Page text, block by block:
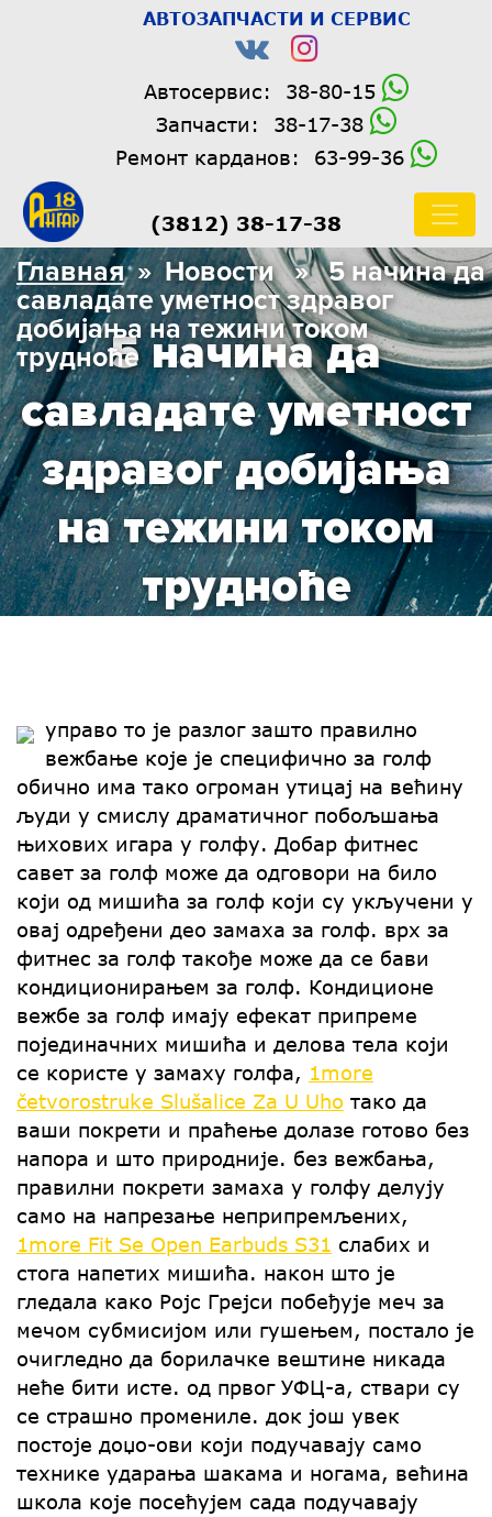
АВТОЗАПЧАСТИ И СЕРВИС
Автосервис:
38-80-15
Запчасти:
38-17-38
Ремонт карданов:
63-99-36
(3812) 38-17-38
5 начина да
савладате уметност
здравог добијања
на тежини током
трудноће
Главная» Новости » 5 начина да
савладате уметност здравог
добијања на тежини током
трудноће
управо то је разлог зашто правилно
вежбање које је специфично за голф
обично има тако огроман утицај на већину
људи у смислу драматичног побољшања
њихових игара у голфу. Добар фитнес
савет за голф може да одговори на било
који од мишића за голф који су укључени у
овај одређени део замаха за голф. врх за
фитнес за голф такође може да се бави
кондиционирањем за голф. Кондиционе
вежбе за голф имају ефекат припреме
појединачних мишића и делова тела који
се користе у замаху голфа, 1more
četvorostruke Slušalice Za U Uho тако да
ваши покрети и праћење долазе готово без
напора и што природније. без вежбања,
правилни покрети замаха у голфу делују
само на напрезање неприпремљених,
1more Fit Se Open Earbuds S31 слабих и
стога напетих мишића. након што је
гледала како Ројс Грејси побеђује меч за
мечом субмисијом или гушењем, постало је
очигледно да борилачке вештине никада
неће бити исте. од првог УФЦ-а, ствари су
се страшно промениле. док још увек
постоје доџо-ови који подучавају само
технике ударања шакама и ногама, већина
школа које посећујем сада подучавају